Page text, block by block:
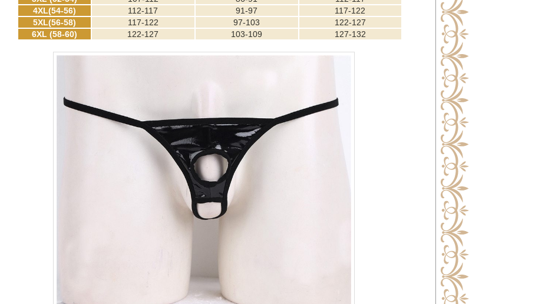
4XL(54-56)
112-117 91-97
117-122
5XL(56-58)
117-122 97-103
122-127
6XL (58-60)
122-127 103-109 127-132